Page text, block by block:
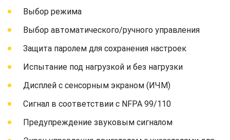
Выбор режима
Выбор автоматического/ручного управления
Защита паролем для сохранения настроек
Испытание под нагрузкой и без нагрузки
Дисплей с сенсорным экраном (ИЧМ)
Сигнал в соответствии с NFPA 99/110
Предупреждение звуковым сигналом